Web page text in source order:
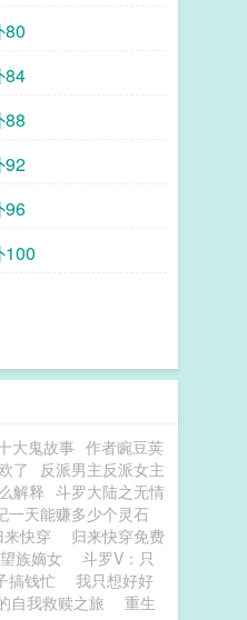
80
84
88
92
96
100
大鬼故事 作者豌豆荚
了
反派男主反派女主
解释 斗罗大陆之无情
一天能赚多少个灵石
来快穿
归来快穿免费
望族嫡女
斗罗V：只
搞钱忙
我只想好好
自我救赎之旅
重生